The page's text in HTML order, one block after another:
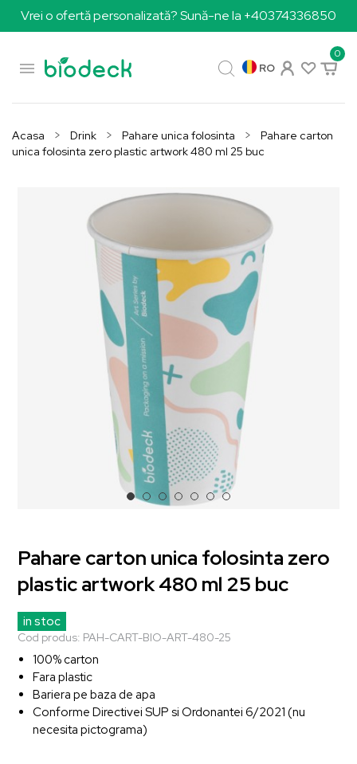
Vrei o ofertă personalizată? Sună-ne la +40374336850

0
RO
Acasa Drink Pahare unica folosinta
Pahare carton
unica folosinta zero plastic artwork 480 ml 25 buc
Pahare carton unica folosinta zero
plastic artwork 480 ml 25 buc
in stoc
Cod produs: PAH-CART-BIO-ART-480-25
100% carton
Fara plastic
Bariera pe baza de apa
Conforme Directivei SUP si Ordonantei 6/2021 (nu
necesita pictograma)